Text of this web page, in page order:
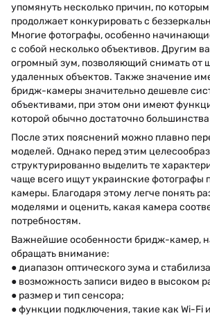
упомянуть несколько причин, по
продолжает конкурировать с
Многие фотографы, особенно
с собой несколько объективов. Другим
огромный зум, позволяющий снимать от
удаленных объектов. Также значение
бридж-камеры значительно дешевле
объективами, при этом они имеют
которой обычно достаточно
После этих пояснений можно плавно
моделей. Однако перед этим
структурированно выделить те
чаще всего ищут украинские фотографы
камеры. Благодаря этому легче понять
моделями и оценить, какая камера
потребностям.
Важнейшие особенности бридж-камер,
обращать внимание:
● диапазон оптического зума и
● возможность записи видео в высоком
● размер и тип сенсора;
● функции подключения, такие как Wi-Fi